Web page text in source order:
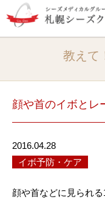
【休診
【電話受
はじ
ドクタ
治療メ
教えて
顔や首のイボとレ
2016.04.28
イボ予防・ケア
顔や首などに見られ